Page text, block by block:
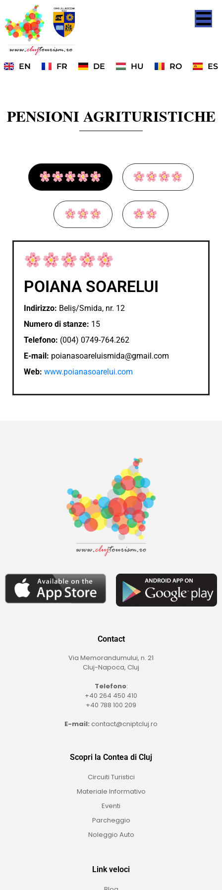
EN FR DE HU RO ES
PENSIONI AGRITURISTICHE
POIANA SOARELUI
Indirizzo: Beliș/Smida, nr. 12
Numero di stanze: 15
Telefono: (004) 0749-764.262
E-mail: poianasoareluismida@gmail.com
Web: www.poianasoarelui.com
Contact
Via Memorandumului, n. 21
Cluj-Napoca, Cluj
Telefono:
+40 264 450 410
+40 788 100 209
E-mail: contact@cniptcluj.ro
Scopri la Contea di Cluj
Circuiti Turistici
Materiale Informativo
Eventi
Parcheggio
Noleggio Auto
Link veloci